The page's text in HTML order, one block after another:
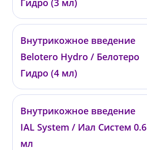
Гидро (3 мл)
0183
от 38 000 ₽
Внутрикожное введение
Belotero Hydro / Белотеро
Гидро (4 мл)
0184
от 47 000 ₽
Внутрикожное введение
IAL System / Иал Систем 0.6
мл